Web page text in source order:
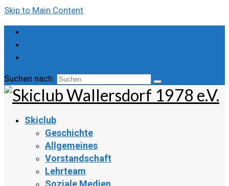
Skip to Main Content
Suchen nach:
Skiclub
Geschichte
Allgemeines
Vorstandschaft
Lehrteam
Soziale Medien